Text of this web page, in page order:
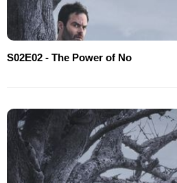
S02E02 - The Power of No